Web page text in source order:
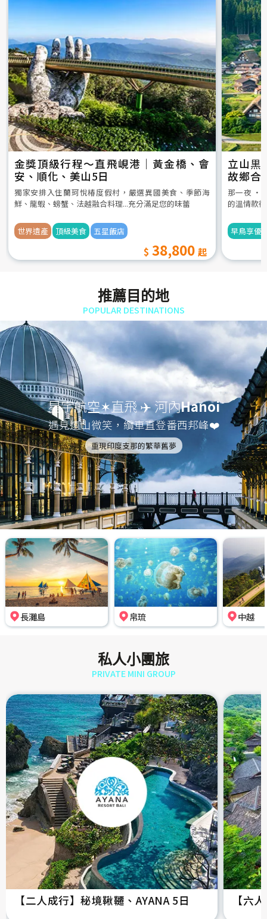
金獎頂級行程～直飛峴港｜黃金橋、會
安、順化、美山5日
獨家安排入住蘭珂悅椿度假村，嚴選異國美食、季節海
鮮、龍蝦、螃蟹、法越融合料理...充分滿足您的味蕾
世界遺產 頂級美食 五星飯店
38,800
立山黒
故鄉合
5日
那一夜 ‧
的溫情款
早鳥享優
推薦目的地
POPULAR DESTINATIONS
星宇航空✶直飛 ✈️ 河內Hanoi
遇見遠山微笑，纜車直登番西邦峰❤️
重現印度支那的繁華舊夢
長灘島 帛琉 中越
私人小團旅
PRIVATE MINI GROUP
【二人成行】秘境鞦韆、AYANA 5日 【六